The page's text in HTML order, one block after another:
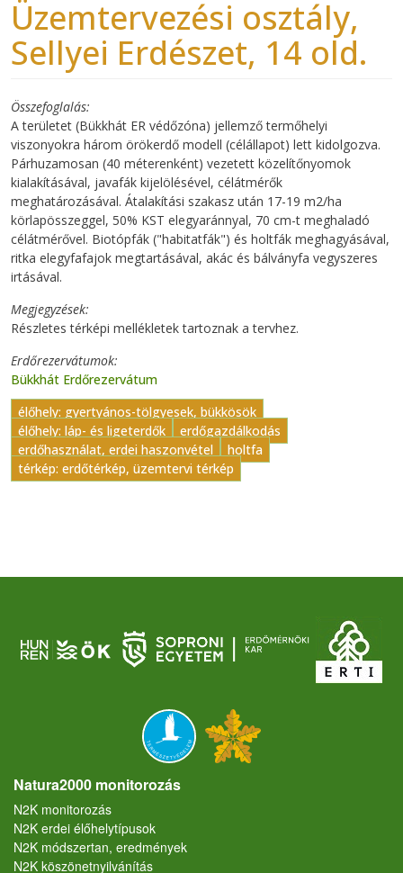
Üzemtervezési osztály,
Sellyei Erdészet, 14 old.
Összefoglalás
A területet (Bükkhát ER védőzóna) jellemző termőhelyi
viszonyokra három örökerdő modell (célállapot) lett kidolgozva.
Párhuzamosan (40 méterenként) vezetett közelítőnyomok
kialakításával, javafák kijelölésével, célátmérők
meghatározásával. Átalakítási szakasz után 17-19 m2/ha
körlapösszeggel, 50% KST elegyaránnyal, 70 cm-t meghaladó
célátmérővel. Biotópfák ("habitatfák") és holtfák meghagyásával,
ritka elegyfafajok megtartásával, akác és bálványfa vegyszeres
irtásával.
Megjegyzések
Részletes térképi mellékletek tartoznak a tervhez.
Erdőrezervátumok
Bükkhát Erdőrezervátum
élőhely: gyertyános-tölgyesek, bükkösök
élőhely: láp- és ligeterdők
erdőgazdálkodás
erdőhasználat, erdei haszonvétel
holtfa
térkép: erdőtérkép, üzemtervi térkép
Natura2000 monitorozás
N2K monitorozás
N2K erdei élőhelytípusok
N2K módszertan, eredmények
N2K köszönetnyilvánítás